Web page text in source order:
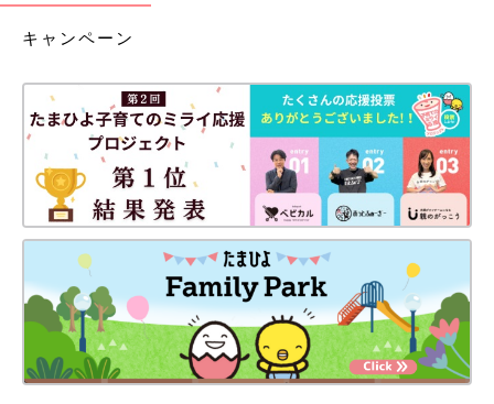
キャンペーン